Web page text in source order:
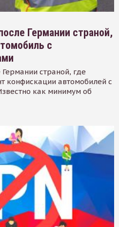
Германии страной,
с
страной, где
конфискации автомобилей с
как минимум об